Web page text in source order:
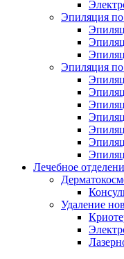
Эпиляция
Эпиляция по
Лечебное
Удаление